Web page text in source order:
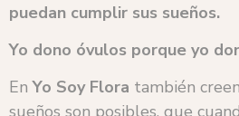
puedan cumplir sus sueños.
Yo dono óvulos porque yo
EnYo Soy Flora también